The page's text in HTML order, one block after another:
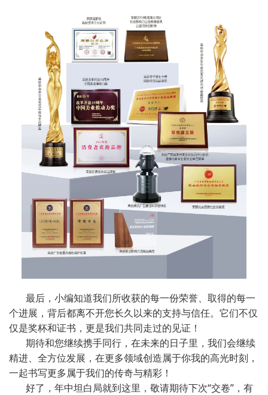
最后，小编知道我们所收获的每一份荣誉、取得的每一
个进展，背后都离不开您长久以来的支持与信任。它们不仅
仅是奖杯和证书，更是我们共同走过的见证！
期待和您继续携手同行，在未来的日子里，我们会继续
精进、全方位发展，在更多领域创造属于你我的高光时刻，
一起书写更多属于我们的传奇与精彩！
好了，年中坦白局就到这里，敬请期待下次“交卷”，有